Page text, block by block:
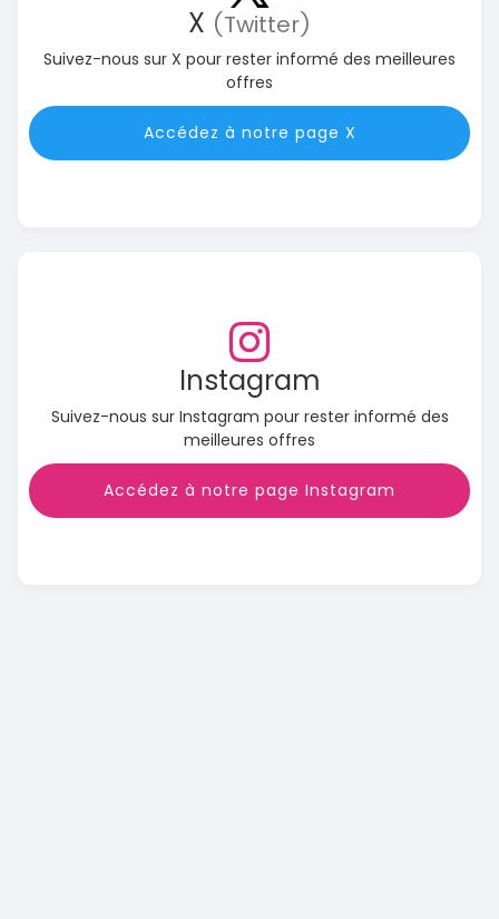
X (Twitter)
Suivez-nous sur X pour rester informé des meilleures
offres
Accédez à notre page X
Instagram
Suivez-nous sur Instagram pour rester informé des
meilleures offres
Accédez à notre page Instagram